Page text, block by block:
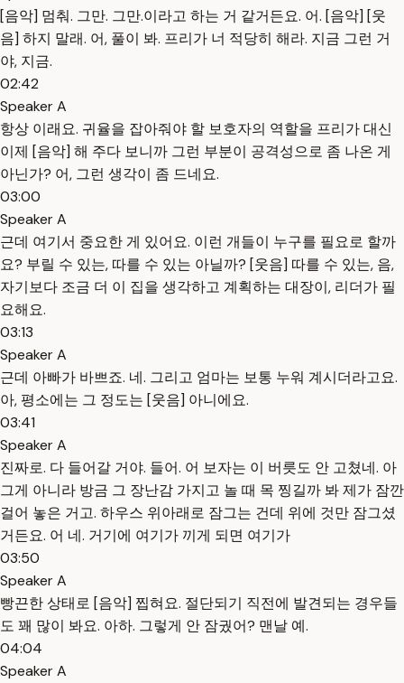
[음악] 멈춰. 그만. 그만.이라고 하는 거 같거든요. 어. [음악] [웃
음] 하지 말래. 어, 풀이 봐. 프리가 너 적당히 해라. 지금 그런 거
야, 지금.
02:42
Speaker A
항상 이래요. 귀율을 잡아줘야 할 보호자의 역할을 프리가 대신
이제 [음악] 해 주다 보니까 그런 부분이 공격성으로 좀 나온 게
아닌가? 어, 그런 생각이 좀 드네요.
03:00
Speaker A
근데 여기서 중요한 게 있어요. 이런 개들이 누구를 필요로 할까
요? 부릴 수 있는, 따를 수 있는 아닐까? [웃음] 따를 수 있는, 음,
자기보다 조금 더 이 집을 생각하고 계획하는 대장이, 리더가 필
요해요.
03:13
Speaker A
근데 아빠가 바쁘죠. 네. 그리고 엄마는 보통 누워 계시더라고요.
아, 평소에는 그 정도는 [웃음] 아니에요.
03:41
Speaker A
진짜로. 다 들어갈 거야. 들어. 어 보자는 이 버릇도 안 고쳤네. 아
그게 아니라 방금 그 장난감 가지고 놀 때 목 찡길까 봐 제가 잠깐
걸어 놓은 거고. 하우스 위아래로 잠그는 건데 위에 것만 잠그셨
거든요. 어 네. 거기에 여기가 끼게 되면 여기가
03:50
Speaker A
빵끈한 상태로 [음악] 찝혀요. 절단되기 직전에 발견되는 경우들
도 꽤 많이 봐요. 아하. 그렇게 안 잠궜어? 맨날 예.
04:04
Speaker A